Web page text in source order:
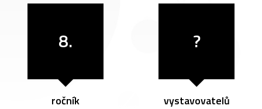
8.
ročník
?
vystavovatelů